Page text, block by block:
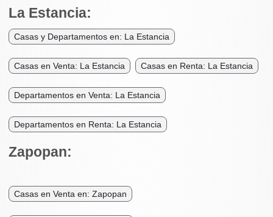
La Estancia:
Casas y Departamentos en: La Estancia
Casas en Venta: La Estancia Casas en Renta: La Estancia
Departamentos en Venta: La Estancia
Departamentos en Renta: La Estancia
Zapopan:
Casas en Venta en: Zapopan